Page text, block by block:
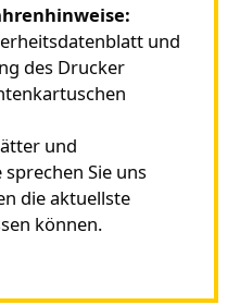
und
des Drucker
und
Sie uns
die aktuellste
können.